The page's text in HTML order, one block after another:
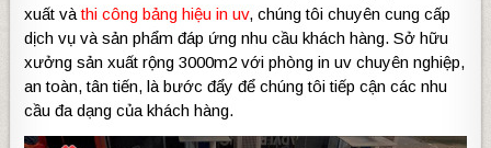
xuất vàthi công bảng hiệu in uv, chúng tôi chuyên cung cấp
dịch vụ và sản phẩm đáp ứng nhu cầu khách hàng. Sở hữu
xưởng sản xuất rộng 3000m2 với phòng in uv chuyên nghiệp,
an toàn, tân tiến, là bước đẩy để chúng tôi tiếp cận các nhu
cầu đa dạng của khách hàng.